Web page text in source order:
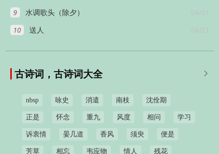
9 04/21
水调歌头（除夕）
10 04/21
送人

古诗词，古诗词大全
nbsp 咏史 消遣 南枝 沈佺期
正是 怀念 重九 风度 相问 学习
诉衷情 晏几道 香风 须臾 便是
芳草 相忘 韦应物 情人 残花